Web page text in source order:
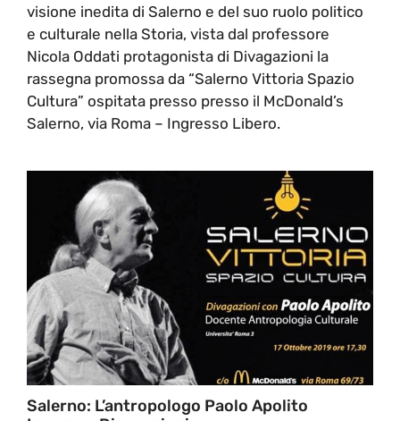
visione inedita di Salerno e del suo ruolo politico
e culturale nella Storia, vista dal professore
Nicola Oddati protagonista di Divagazioni la
rassegna promossa da “Salerno Vittoria Spazio
Cultura” ospitata presso presso il McDonald’s
Salerno, via Roma – Ingresso Libero.
Salerno: L’antropologo Paolo Apolito